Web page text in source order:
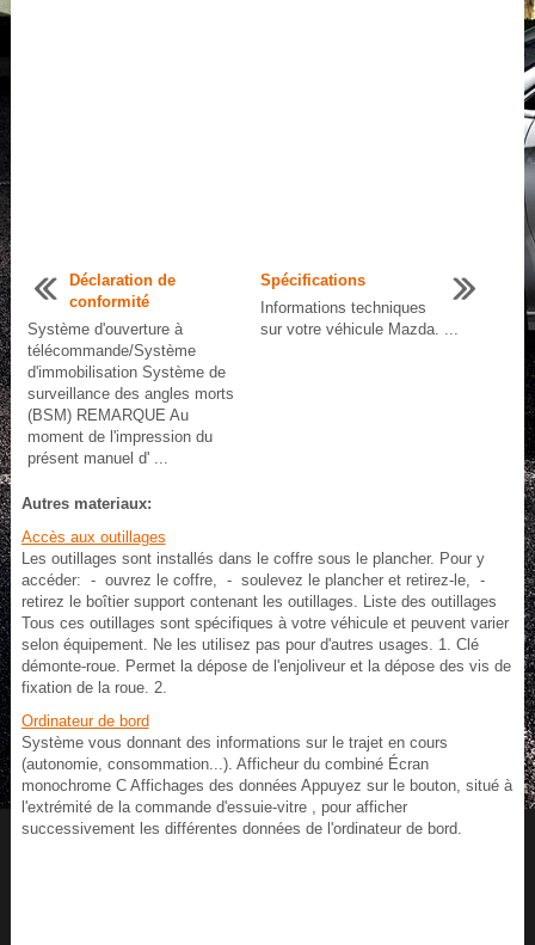
Déclaration de
conformité
Système d'ouverture à
télécommande/Système
d'immobilisation Système de
surveillance des angles morts
(BSM) REMARQUE Au
moment de l'impression du
présent manuel d' ...
Spécifications
Informations techniques
sur votre véhicule Mazda. ...
Autres materiaux:
Accès aux outillages
Les outillages sont installés dans le coffre sous le plancher. Pour y
accéder: - ouvrez le coffre, - soulevez le plancher et retirez-le, -
retirez le boîtier support contenant les outillages. Liste des outillages
Tous ces outillages sont spécifiques à votre véhicule et peuvent varier
selon équipement. Ne les utilisez pas pour d'autres usages. 1. Clé
démonte-roue. Permet la dépose de l'enjoliveur et la dépose des vis de
fixation de la roue. 2.
Ordinateur de bord
Système vous donnant des informations sur le trajet en cours
(autonomie, consommation...). Afficheur du combiné Écran
monochrome C Affichages des données Appuyez sur le bouton, situé à
l'extrémité de la commande d'essuie-vitre , pour afficher
successivement les différentes données de l'ordinateur de bord.